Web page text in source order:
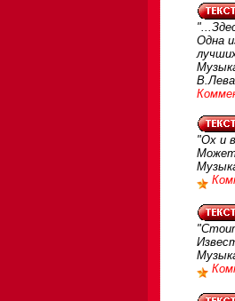
Одна
"Ох и
Может